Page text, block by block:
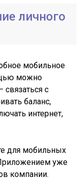
личного
мобильное
можно
связаться с
баланс,
интернет,
для мобильных
уже
компании.